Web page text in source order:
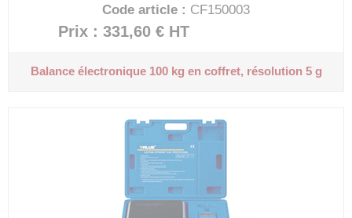
Code article : CF150003
Prix : 331,60 € HT
Balance électronique 100 kg en coffret, résolution 5 g